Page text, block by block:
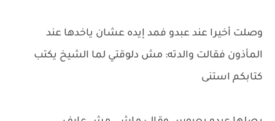
وصلت أخيرا عند عبدو فمد إيده عشان ياخدها عند
المأذون فقالت والدته: مش دلوقتي لما الشيخ يكتب
كتابكم استنى